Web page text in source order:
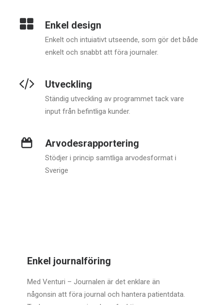
Enkel design
Enkelt och intuiativt utseende, som gör det både
enkelt och snabbt att föra journaler.
Utveckling
Ständig utveckling av programmet tack vare
input från befintliga kunder.
Arvodesrapportering
Stödjer i princip samtliga arvodesformat i
Sverige
Enkel journalföring
Med Venturi – Journalen är det enklare än
någonsin att föra journal och hantera patientdata.